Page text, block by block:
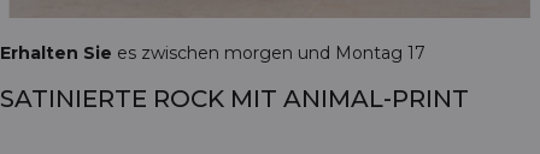
Erhalten Sie es zwischen morgen und Montag 17
SATINIERTE ROCK MIT ANIMAL-PRINT